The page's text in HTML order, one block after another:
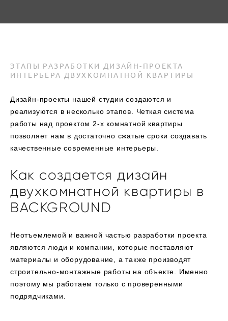
ЭТАПЫ РАЗРАБОТКИ ДИЗАЙН-ПРОЕКТА
ИНТЕРЬЕРА ДВУХКОМНАТНОЙ КВАРТИРЫ
Дизайн-проекты нашей студии создаются и
реализуются в несколько этапов. Четкая система
работы над проектом 2-х комнатной квартиры
позволяет нам в достаточно сжатые сроки создавать
качественные современные интерьеры.
Как создается дизайн
двухкомнатной квартиры в
BACKGROUND
Неотъемлемой и важной частью разработки проекта
являются люди и компании, которые поставляют
материалы и оборудование, а также производят
строительно-монтажные работы на объекте. Именно
поэтому мы работаем только с проверенными
подрядчиками.